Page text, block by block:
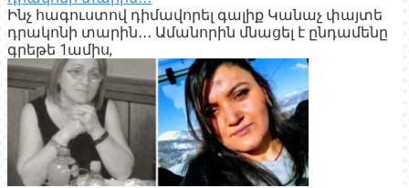
Ինչ հագուստով դիմավորել գալիք Կանաչ փայտե
դրակոնի տարին․․․ Ամանորին մնացել է ընդամենը
գրեթե 1ամիս,